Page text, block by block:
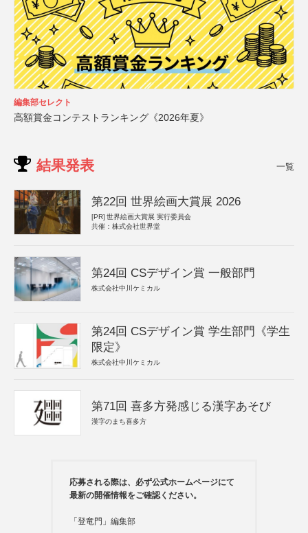
編集部セレクト
高額賞金コンテストランキング《2026年夏》
結果発表 一覧
第22回 世界絵画大賞展 2026
[PR] 世界絵画大賞展 実行委員会
共催：株式会社世界堂
第24回 CSデザイン賞 一般部門
株式会社中川ケミカル
第24回 CSデザイン賞 学生部門《学生
限定》
株式会社中川ケミカル
第71回 喜多方発感じる漢字あそび
漢字のまち喜多方
応募される際は、必ず公式ホームページにて
最新の開催情報をご確認ください。
「登竜門」編集部